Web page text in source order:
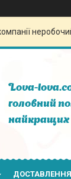
Lova-
головний
найкращих